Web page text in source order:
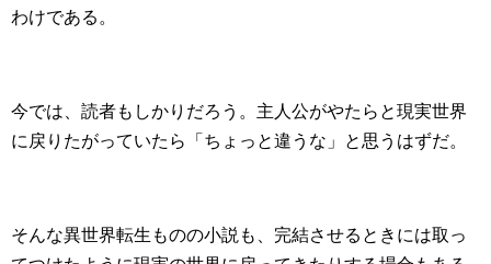
わけである。
今では、読者もしかりだろう。主人公がやたらと現実世界
に戻りたがっていたら「ちょっと違うな」と思うはずだ。
そんな異世界転生ものの小説も、完結させるときには取っ